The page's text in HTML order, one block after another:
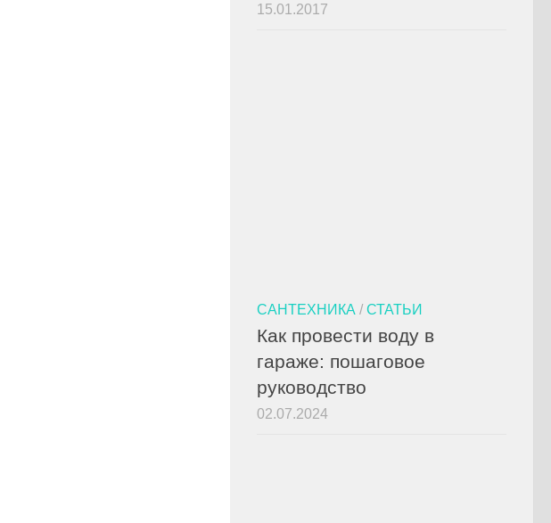
15.01.2017
САНТЕХНИКА / СТАТЬИ
Как провести воду в
гараже: пошаговое
руководство
02.07.2024